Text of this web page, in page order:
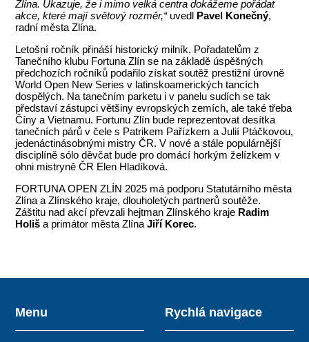
Zlína. Ukazuje, že i mimo velká centra dokážeme pořádat
akce, které mají světový rozměr,“uvedl Pavel Konečný,
radní města Zlína.
Letošní ročník přináší historický milník. Pořadatelům z
Tanečního klubu Fortuna Zlín se na základě úspěšných
předchozích ročníků podařilo získat soutěž prestižní úrovně
World Open New Series v latinskoamerických tancích
dospělých. Na tanečním parketu i v panelu sudích se tak
představí zástupci většiny evropských zemích, ale také třeba
Číny a Vietnamu. Fortunu Zlín bude reprezentovat desítka
tanečních párů v čele s Patrikem Pařízkem a Julií Ptáčkovou,
jedenáctinásobnými mistry ČR. V nové a stále populárnější
disciplíně sólo děvčat bude pro domácí horkým želízkem v
ohni mistryně ČR Elen Hladíková.
FORTUNA OPEN ZLÍN 2025 má podporu Statutárního města
Zlína a Zlínského kraje, dlouholetých partnerů soutěže.
Záštitu nad akcí převzali hejtman Zlínského kraje Radim
Holiš a primátor města ZlínaJiří Korec.
Menu Rychlá navigace